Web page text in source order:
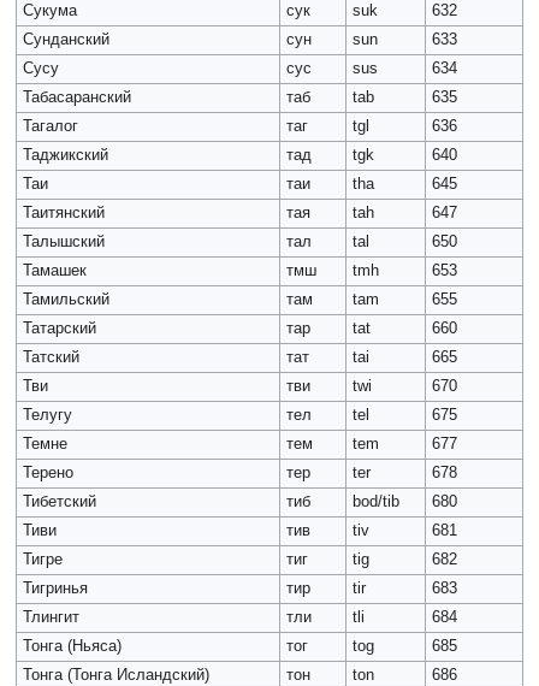
Сукума
сук suk
632
Сунданский
сун sun
633
Сусу
сус sus
634
Табасаранский
таб tab
635
Тагалог
таг tgl
636
Таджикский
тад tgk
640
Таи
таи tha
645
Таитянский
тая tah
647
Талышский
тал tal
650
Тамашек
тмш tmh
653
Тамильский
там tam
655
Татарский
тар tat
660
Татский
тат tai
665
Тви
тви twi
670
Телугу
тел tel
675
Темне
тем tem
677
Терено
тер ter
678
Тибетский
тиб bod/tib
680
Тиви
тив tiv
681
Тигре
тиг tig
682
Тигринья
тир tir
683
Тлингит
тли tli
684
Тонга (Ньяса)
тог tog
685
Тонга (Тонга Исландский)
тон ton
686